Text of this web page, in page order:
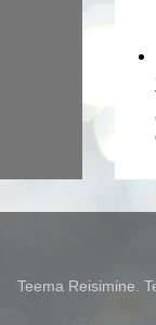
Teema Reisimine.